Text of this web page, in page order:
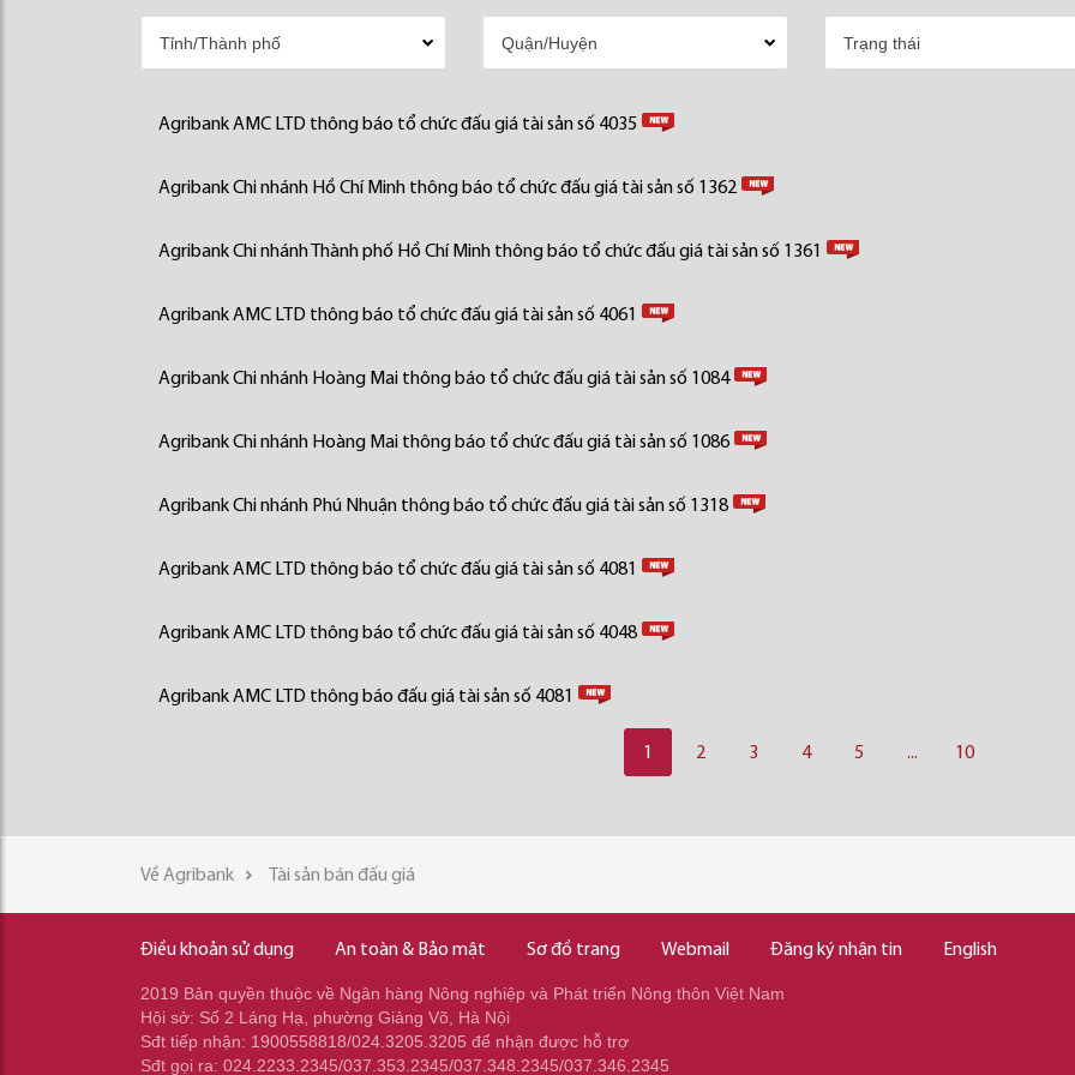
Agribank AMC LTD thông báo tổ chức đấu giá tài sản số 4035
Agribank Chi nhánh Hồ Chí Minh thông báo tổ chức đấu giá tài sản số 1362
Agribank Chi nhánh Thành phố Hồ Chí Minh thông báo tổ chức đấu giá tài sản số 1361
Agribank AMC LTD thông báo tổ chức đấu giá tài sản số 4061
Agribank Chi nhánh Hoàng Mai thông báo tổ chức đấu giá tài sản số 1084
Agribank Chi nhánh Hoàng Mai thông báo tổ chức đấu giá tài sản số 1086
Agribank Chi nhánh Phú Nhuận thông báo tổ chức đấu giá tài sản số 1318
Agribank AMC LTD thông báo tổ chức đấu giá tài sản số 4081
Agribank AMC LTD thông báo tổ chức đấu giá tài sản số 4048
Agribank AMC LTD thông báo đấu giá tài sản số 4081
1 2 3 4 5 ... 10
Về Agribank Tài sản bán đấu giá
Điều khoản sử dụng An toàn & Bảo mật Sơ đồ trang Webmail Đăng ký nhận tin English
2019 Bản quyền thuộc về Ngân hàng Nông nghiệp và Phát triển Nông thôn Việt Nam
Hội sở: Số 2 Láng Hạ, phường Giảng Võ, Hà Nội
Sđt tiếp nhận: 1900558818/024.3205.3205 để nhận được hỗ trợ
Sđt gọi ra: 024.2233.2345/037.353.2345/037.348.2345/037.346.2345